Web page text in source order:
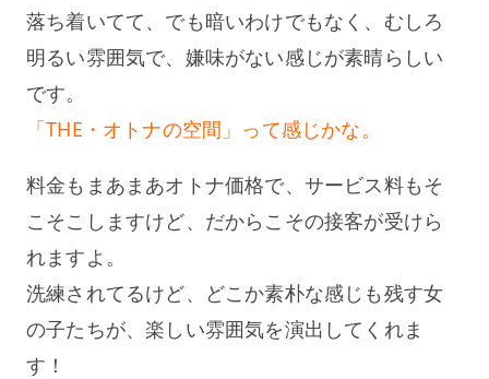
落ち着いてて、でも暗いわけでもなく、むしろ
明るい雰囲気で、嫌味がない感じが素晴らしい
です。
「THE・オトナの空間」って感じかな。
料金もまあまあオトナ価格で、サービス料もそ
こそこしますけど、だからこその接客が受けら
れますよ。
洗練されてるけど、どこか素朴な感じも残す女
の子たちが、楽しい雰囲気を演出してくれま
す！